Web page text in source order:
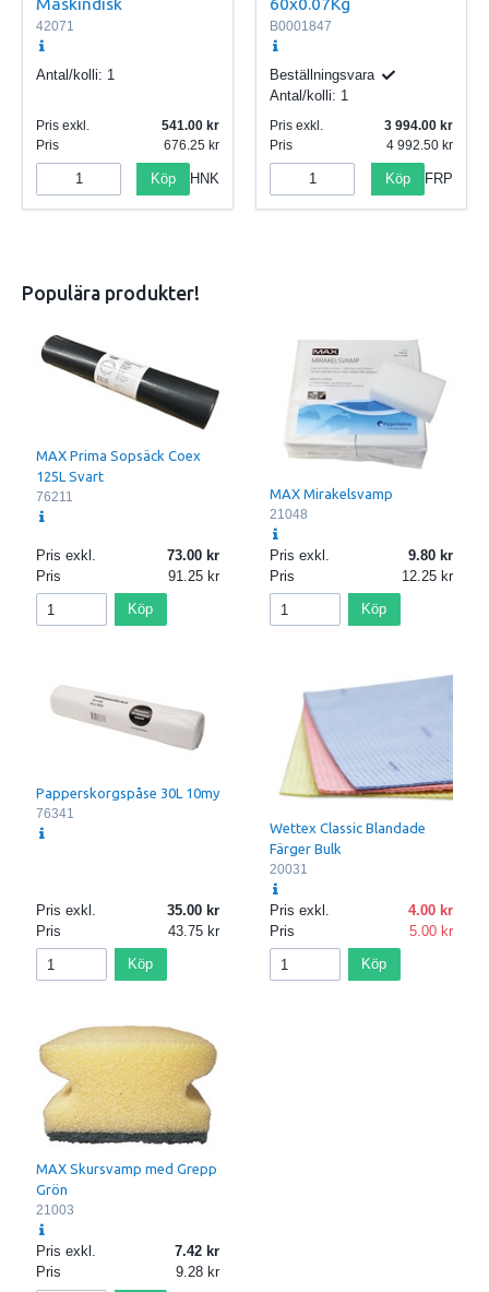
42071
Antal/kolli: 1
Pris exkl.
541.00
Pris
676.25
Köp HNK
B0001847
Beställningsvara
Antal/kolli: 1
Pris exkl.
3 994.00
Pris
4 992.50
Köp FRP
Populära produkter!
MAX Prima Sopsäck Coex
125L Svart
76211
Pris exkl.
73.00
Pris
91.25
Köp
MAX Mirakelsvamp
21048
Pris exkl.
9.80
Pris
12.25
Köp
Papperskorgspåse 30L 10my
76341
Pris exkl.
35.00
Pris
43.75
Köp
Wettex Classic Blandade
Färger Bulk
20031
Pris exkl.
4.00
Pris
5.00
Köp
MAX Skursvamp med Grepp
Grön
21003
Pris exkl.
7.42
Pris
9.28